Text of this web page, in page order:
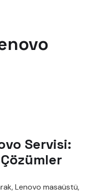
Servisi:
Çözümler
Lenovo masaüstü,